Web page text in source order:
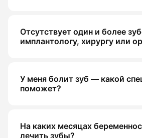
Отсутствует один и более
имплантологу, хирургу или
У меня болит зуб — какой
поможет?
На каких месяцах
лечить зубы?